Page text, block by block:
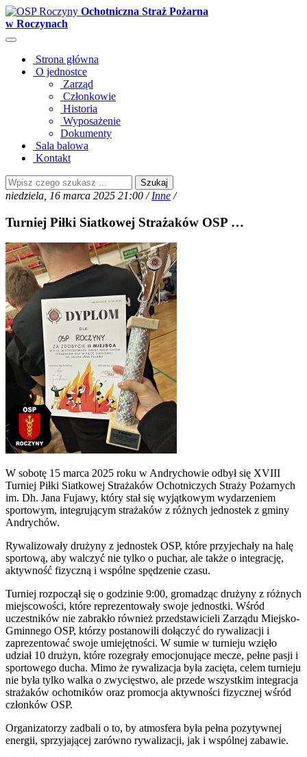
Ochotniczna Straż Pożarna
w Roczynach
Strona główna
O jednostce
Zarząd
Członkowie
Historia
Wyposażenie
Dokumenty
Sala balowa
Kontakt
Szukaj
niedziela, 16 marca 2025 21:00 /Inne /
Turniej Piłki Siatkowej Strażaków OSP …
W sobotę 15 marca 2025 roku w Andrychowie odbył się XVIII
Turniej Piłki Siatkowej Strażaków Ochotniczych Straży Pożarnych
im. Dh. Jana Fujawy, który stał się wyjątkowym wydarzeniem
sportowym, integrującym strażaków z różnych jednostek z gminy
Andrychów.
Rywalizowały drużyny z jednostek OSP, które przyjechały na halę
sportową, aby walczyć nie tylko o puchar, ale także o integrację,
aktywność fizyczną i wspólne spędzenie czasu.
Turniej rozpoczął się o godzinie 9:00, gromadząc drużyny z różnych
miejscowości, które reprezentowały swoje jednostki. Wśród
uczestników nie zabrakło również przedstawicieli Zarządu Miejsko-
Gminnego OSP, którzy postanowili dołączyć do rywalizacji i
zaprezentować swoje umiejętności. W sumie w turnieju wzięło
udział 10 drużyn, które rozegrały emocjonujące mecze, pełne pasji i
sportowego ducha. Mimo że rywalizacja była zacięta, celem turnieju
nie była tylko walka o zwycięstwo, ale przede wszystkim integracja
strażaków ochotników oraz promocja aktywności fizycznej wśród
członków OSP.
Organizatorzy zadbali o to, by atmosfera była pełna pozytywnej
energii, sprzyjającej zarówno rywalizacji, jak i wspólnej zabawie.